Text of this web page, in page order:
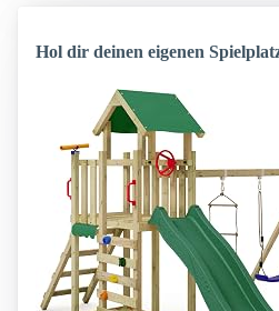
Hol dir deinen eigenen